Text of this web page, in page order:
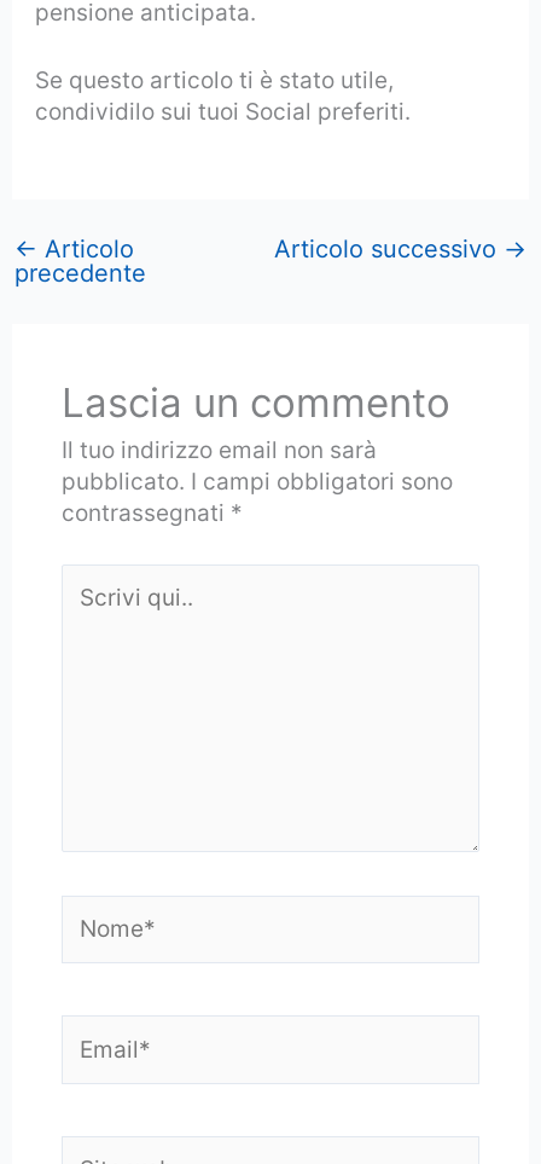
pensione anticipata.
Se questo articolo ti è stato utile,
condividilo sui tuoi Social preferiti.
← Articolo
precedente
Articolo successivo →
Lascia un commento
Il tuo indirizzo email non sarà
pubblicato. I campi obbligatori sono
contrassegnati *
qui..